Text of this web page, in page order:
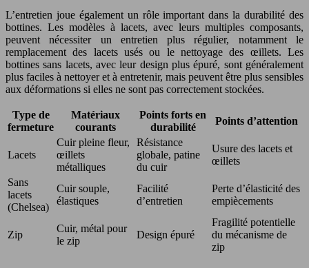
L’entretien joue également un rôle important dans la durabilité des
bottines. Les modèles à lacets, avec leurs multiples composants,
peuvent nécessiter un entretien plus régulier, notamment le
remplacement des lacets usés ou le nettoyage des œillets. Les
bottines sans lacets, avec leur design plus épuré, sont généralement
plus faciles à nettoyer et à entretenir, mais peuvent être plus sensibles
aux déformations si elles ne sont pas correctement stockées.
Type de
fermeture
Matériaux
courants
Points forts en
durabilité
Points d’attention
Lacets
Cuir pleine fleur,
œillets
métalliques
Résistance
globale, patine
du cuir
Usure des lacets et
œillets
Sans
lacets
(Chelsea)
Cuir souple,
élastiques
Facilité
d’entretien
Perte d’élasticité des
empiècements
Zip
Cuir, métal pour
le zip
Design épuré
Fragilité potentielle
du mécanisme de
zip